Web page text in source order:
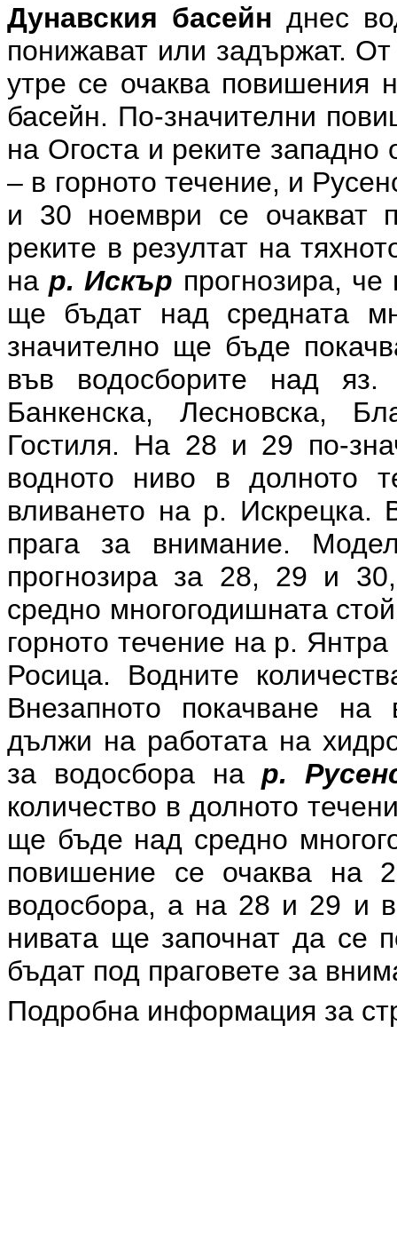
Дунавския басейн днес
понижават или задържат.
утре се очаква повишения
басейн. По-значителни
на Огоста и реките
– в горното течение, и
и 30 ноември се очакват
реките в резултат на
на р. Искър прогнозира,
ще бъдат над средната
значително ще бъде
във водосборите над яз.
Банкенска, Лесновска,
Гостиля. На 28 и 29 по-
водното ниво в долното
вливането на р. Искрецка.
прага за внимание.
прогнозира за 28, 29 и
средно многогодишната
горното течение на р.
Росица. Водните
Внезапното покачване
дължи на работата на
за водосбора на р.
количество в долното
ще бъде над средно
повишение се очаква на
водосбора, а на 28 и 29 и
нивата ще започнат да се
бъдат под праговете за
Подробна информация за